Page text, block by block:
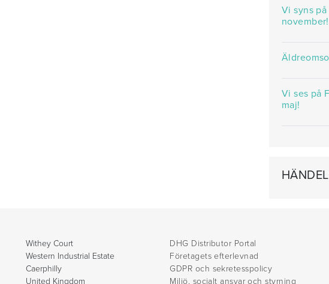
Vi syns
november!
Vi ses på
maj!
Withey Court
Western Industrial Estate
Caerphilly
United Kingdom
DHG Distributor Portal
Företagets efterlevnad
GDPR och sekretesspolicy
Miljö, socialt ansvar och styrning